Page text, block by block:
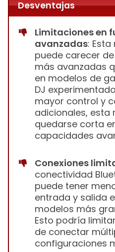
Desventajas
Limitaciones en
avanzadas:
puede carecer
más avanzadas
en modelos de
DJ
mayor control y
adicionales, esta
quedarse corta
capacidades
Conexiones
conectividad
puede tener
entrada y salida
modelos más
Esto podría
de conectar
configuraciones